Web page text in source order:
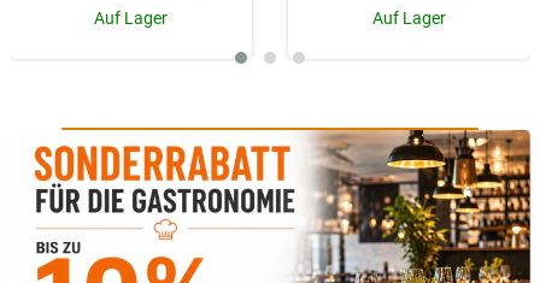
Auf Lager Auf Lager